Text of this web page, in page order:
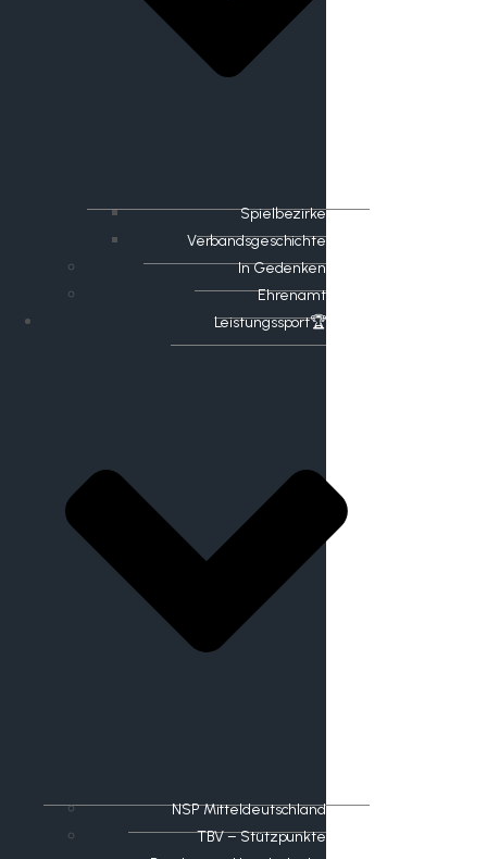
Spielbezirke
Verbandsgeschichte
In Gedenken
Ehrenamt
​Leistungssport🏆
NSP Mitteldeutschland
TBV – Stützpunkte